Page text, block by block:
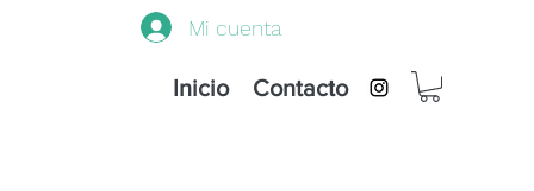
Inicio Contacto
Mi cuenta